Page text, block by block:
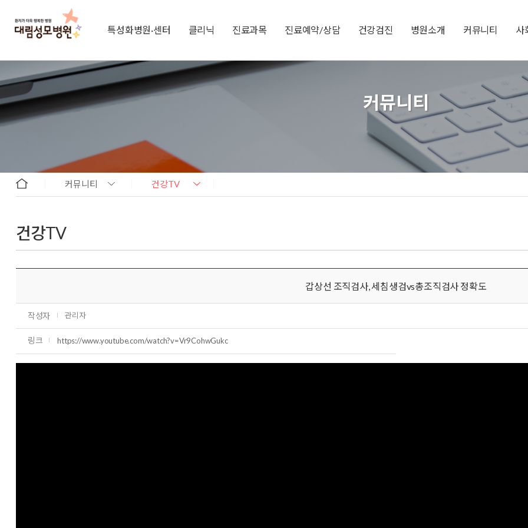
특성화병원·센터 클리닉 진료과목 진료예약/상담 건강검진 병원소개 커뮤니티 사
커뮤니티
커뮤니티 건강TV
건강TV
갑상선 조직검사, 세침생검vs총조직검사 정확도
작성자 관리자
링크 https://www.youtube.com/watch?v=Vr9CohwGukc